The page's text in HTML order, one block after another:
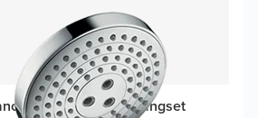
Select S120 glijstangset